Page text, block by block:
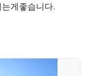
게좋습니다.